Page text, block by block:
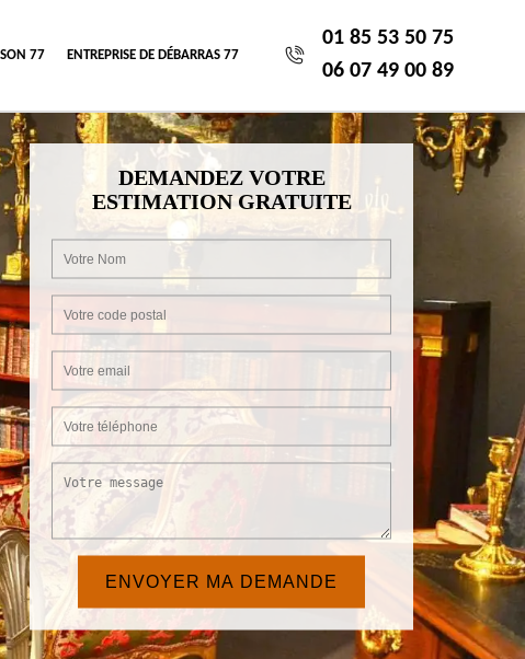
77 ENTREPRISE DE DÉBARRAS 77
01 85 53 50 75
06 07 49 00 89
DEMANDEZ VOTRE
ESTIMATION GRATUITE